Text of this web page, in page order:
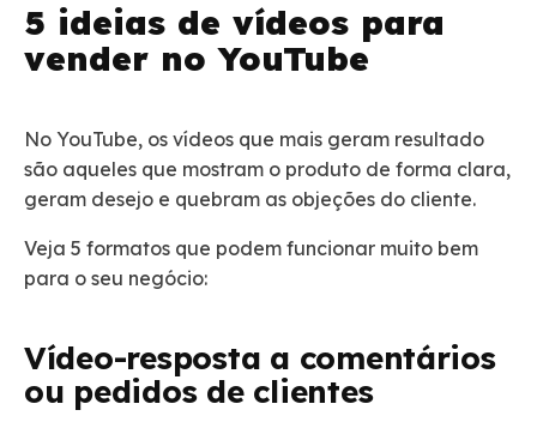
5 ideias de vídeos para
vender no YouTube
No YouTube, os vídeos que mais geram resultado
são aqueles que mostram o produto de forma clara,
geram desejo e quebram as objeções do cliente.
Veja 5 formatos que podem funcionar muito bem
para o seu negócio:
Vídeo-resposta a comentários
ou pedidos de clientes